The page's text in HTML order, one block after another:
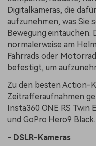
Digitalkameras, die
aufzunehmen, was Sie
Bewegung eintauchen.
normalerweise am
Fahrrads oder
befestigt, um
Zu den besten Action-
Zeitrafferaufnahmen
Insta360 ONE RS Twin
und GoPro Hero9 Black.
- DSLR-Kameras